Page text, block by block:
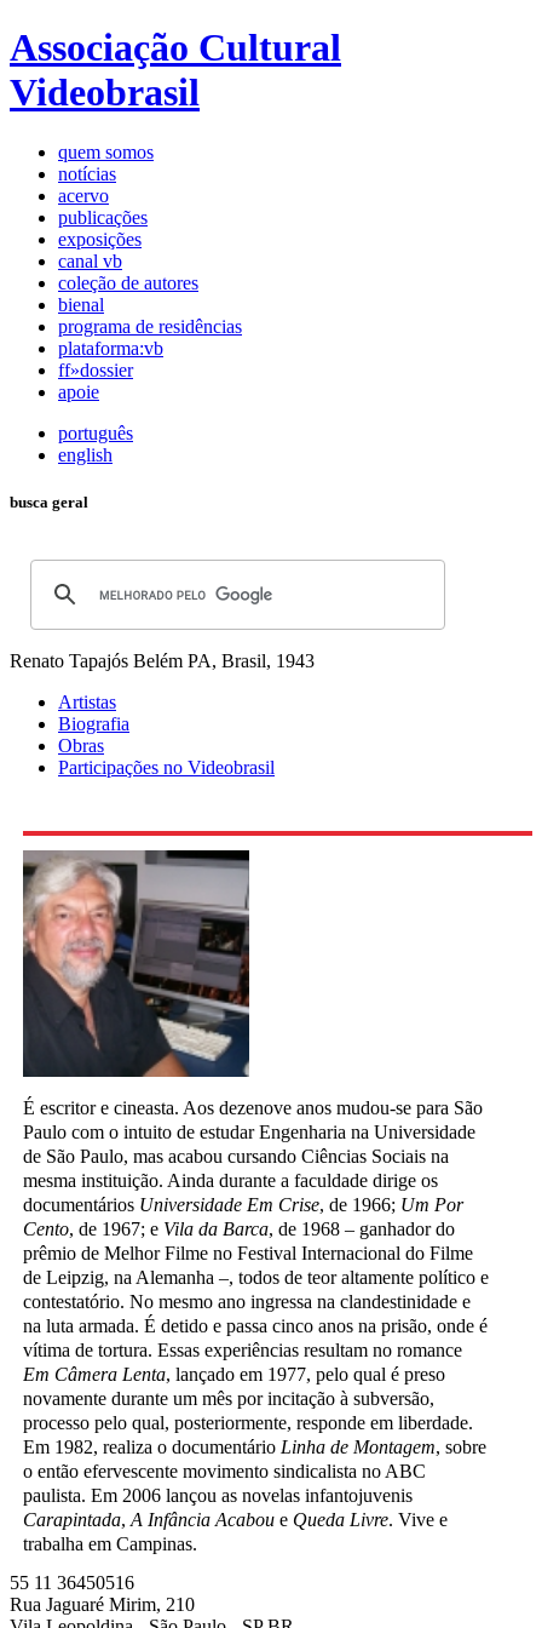
Associação Cultural
Videobrasil
quem somos
notícias
acervo
publicações
exposições
canal vb
coleção de autores
bienal
programa de residências
plataforma:vb
ff»dossier
apoie
português
english
busca geral
Renato Tapajós Belém PA, Brasil, 1943
Artistas
Biografia
Obras
Participações no Videobrasil
É escritor e cineasta. Aos dezenove anos mudou-se para São
Paulo com o intuito de estudar Engenharia na Universidade
de São Paulo, mas acabou cursando Ciências Sociais na
mesma instituição. Ainda durante a faculdade dirige os
documentários Universidade Em Crise, de 1966; Um Por
Cento, de 1967; e Vila da Barca, de 1968 – ganhador do
prêmio de Melhor Filme no Festival Internacional do Filme
de Leipzig, na Alemanha –, todos de teor altamente político e
contestatório. No mesmo ano ingressa na clandestinidade e
na luta armada. É detido e passa cinco anos na prisão, onde é
vítima de tortura. Essas experiências resultam no romance
Em Câmera Lenta, lançado em 1977, pelo qual é preso
novamente durante um mês por incitação à subversão,
processo pelo qual, posteriormente, responde em liberdade.
Em 1982, realiza o documentário Linha de Montagem, sobre
o então efervescente movimento sindicalista no ABC
paulista. Em 2006 lançou as novelas infantojuvenis
Carapintada, A Infância Acabou e Queda Livre. Vive e
trabalha em Campinas.
55 11 36450516
Rua Jaguaré Mirim, 210